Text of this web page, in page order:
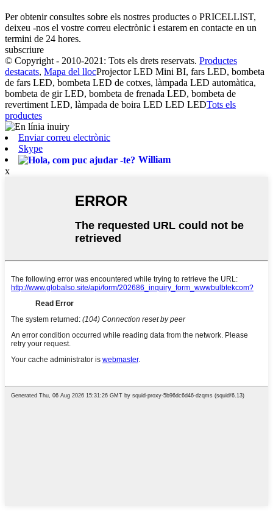
Per obtenir consultes sobre els nostres productes o PRICELLIST,
deixeu -nos el vostre correu electrònic i estarem en contacte en un
termini de 24 hores.
subscriure
© Copyright - 2010-2021: Tots els drets reservats. Productes
destacats, Mapa del llocProjector LED Mini BI, fars LED, bombeta
de fars LED, bombeta LED de cotxes, làmpada LED automàtica,
bombeta de gir LED, bombeta de frenada LED, bombeta de
revertiment LED, làmpada de boira LED LED LEDTots els
productes
Enviar correu electrònic
Skype
William
x